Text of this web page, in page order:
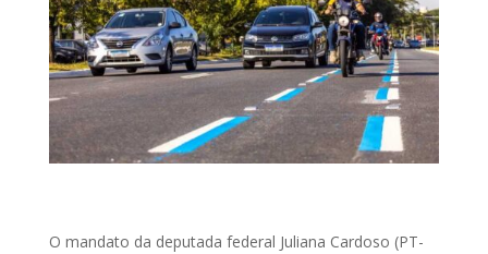
O mandato da deputada federal Juliana Cardoso (PT-